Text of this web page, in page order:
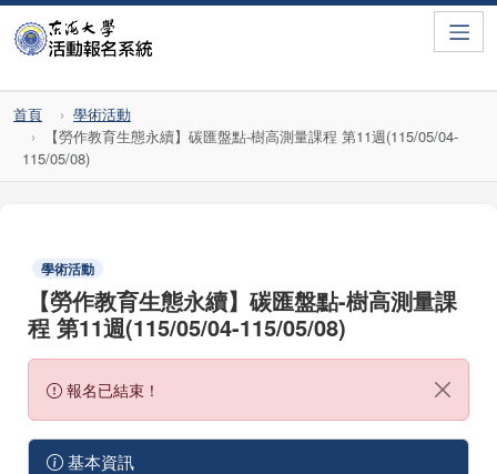
首頁
學術活動
【勞作教育生態永續】碳匯盤點-樹高測量課程 第11週(115/05/04-
115/05/08)
學術活動
【勞作教育生態永續】碳匯盤點-樹高測量課
程 第11週(115/05/04-115/05/08)
報名已結束！
基本資訊